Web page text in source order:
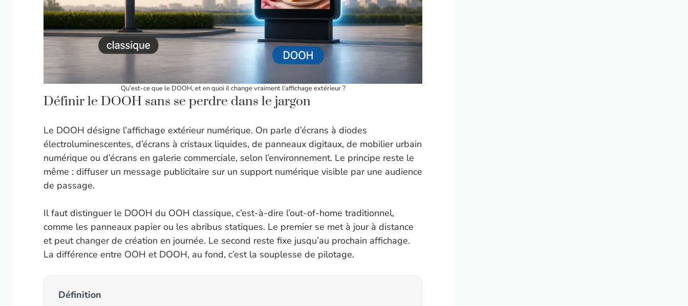
Qu’est-ce que le DOOH, et en quoi il change vraiment l’affichage extérieur ?
Définir le DOOH sans se perdre dans le jargon
Le DOOH désigne l’affichage extérieur numérique. On parle d’écrans à diodes
électroluminescentes, d’écrans à cristaux liquides, de panneaux digitaux, de mobilier urbain
numérique ou d’écrans en galerie commerciale, selon l’environnement. Le principe reste le
même : diffuser un message publicitaire sur un support numérique visible par une audience
de passage.
Il faut distinguer le DOOH du OOH classique, c’est-à-dire l’out-of-home traditionnel,
comme les panneaux papier ou les abribus statiques. Le premier se met à jour à distance
et peut changer de création en journée. Le second reste fixe jusqu’au prochain affichage.
La différence entre OOH et DOOH, au fond, c’est la souplesse de pilotage.
Définition